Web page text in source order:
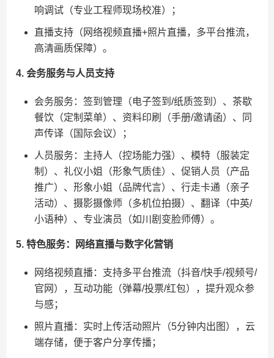
响调试（专业工程师现场校准）；
直播支持（网络视频直播+照片直播，多平台推流，
高清画质保障）。
​4. 会务服务与人员支持​
会务服务：签到管理（电子签到/纸质签到）、茶歇
餐饮（定制菜单）、资料印刷（手册/邀请函）、同
声传译（国际会议）；
人员服务：主持人（控场能力强）、模特（服装定
制）、礼仪小姐（形象气质佳）、促销人员（产品
推广）、形象小姐（品牌代言）、行走卡通（亲子
活动）、摄影摄像师（多机位拍摄）、翻译（中英/
小语种）、专业演员（如川剧变脸师傅）。
​5. 特色服务：网络直播与数字化营销​
网络视频直播：支持多平台推流（抖音/快手/视频号/
官网），互动功能（弹幕/投票/红包），提升观众参
与感；
照片直播：实时上传活动照片（5分钟内出图），云
端存储，便于客户分享传播；